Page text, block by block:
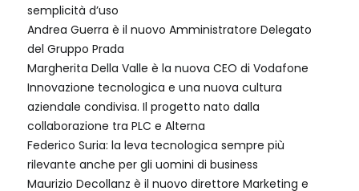
semplicità d’uso
Andrea Guerra è il nuovo Amministratore Delegato
del Gruppo Prada
Margherita Della Valle è la nuova CEO di Vodafone
Innovazione tecnologica e una nuova cultura
aziendale condivisa. Il progetto nato dalla
collaborazione tra PLC e Alterna
Federico Suria: la leva tecnologica sempre più
rilevante anche per gli uomini di business
Maurizio Decollanz è il nuovo direttore Marketing e